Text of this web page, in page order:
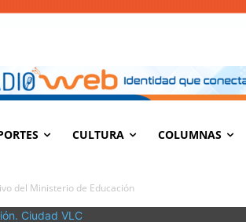
CULTURA COLUMNAS
del Ministerio de Educación